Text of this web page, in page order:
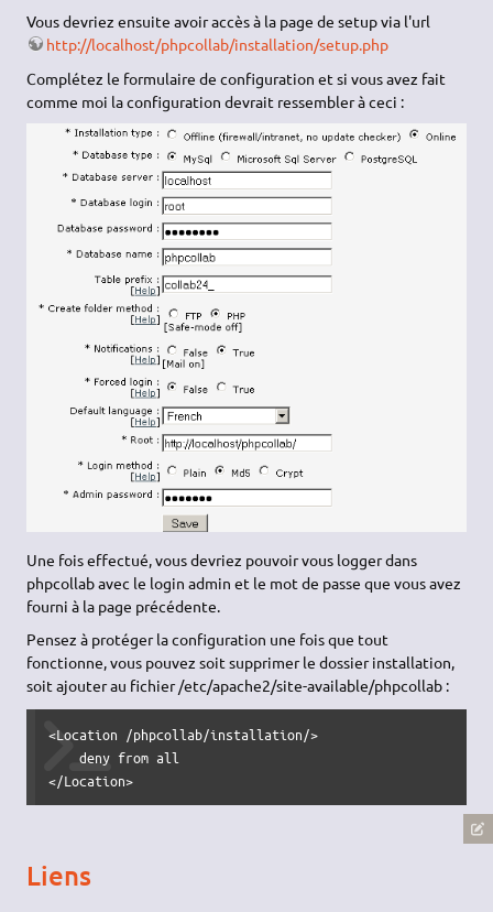
Vous devriez ensuite avoir accès à la page de setup via l'url
http://localhost/phpcollab/installation/setup.php
Complétez le formulaire de configuration et si vous avez fait
comme moi la configuration devrait ressembler à ceci :
Une fois effectué, vous devriez pouvoir vous logger dans
phpcollab avec le login admin et le mot de passe que vous avez
fourni à la page précédente.
Pensez à protéger la configuration une fois que tout
fonctionne, vous pouvez soit supprimer le dossier installation,
soit ajouter au fichier /etc/apache2/site-available/phpcollab :
<Location /phpcollab/installation/>
    deny from all
</Location>
Liens